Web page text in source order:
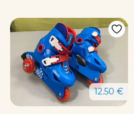
12.50 €